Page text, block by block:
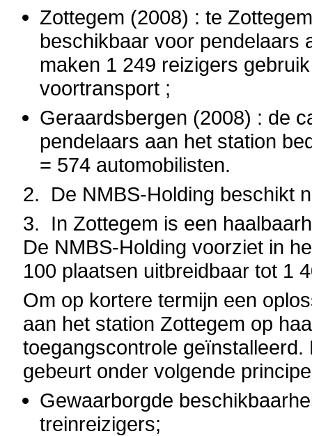
Zottegem (2008) : te
beschikbaar voor pendelaars
maken 1 249 reizigers
voortransport ;
Geraardsbergen (2008) : de
pendelaars aan het station
= 574 automobilisten.
2.
De NMBS-Holding beschikt
3.
In Zottegem is een
De NMBS-Holding voorziet in
100 plaatsen uitbreidbaar tot 1
Om op kortere termijn een
aan het station Zottegem op
toegangscontrole
gebeurt onder volgende
Gewaarborgde
treinreizigers;